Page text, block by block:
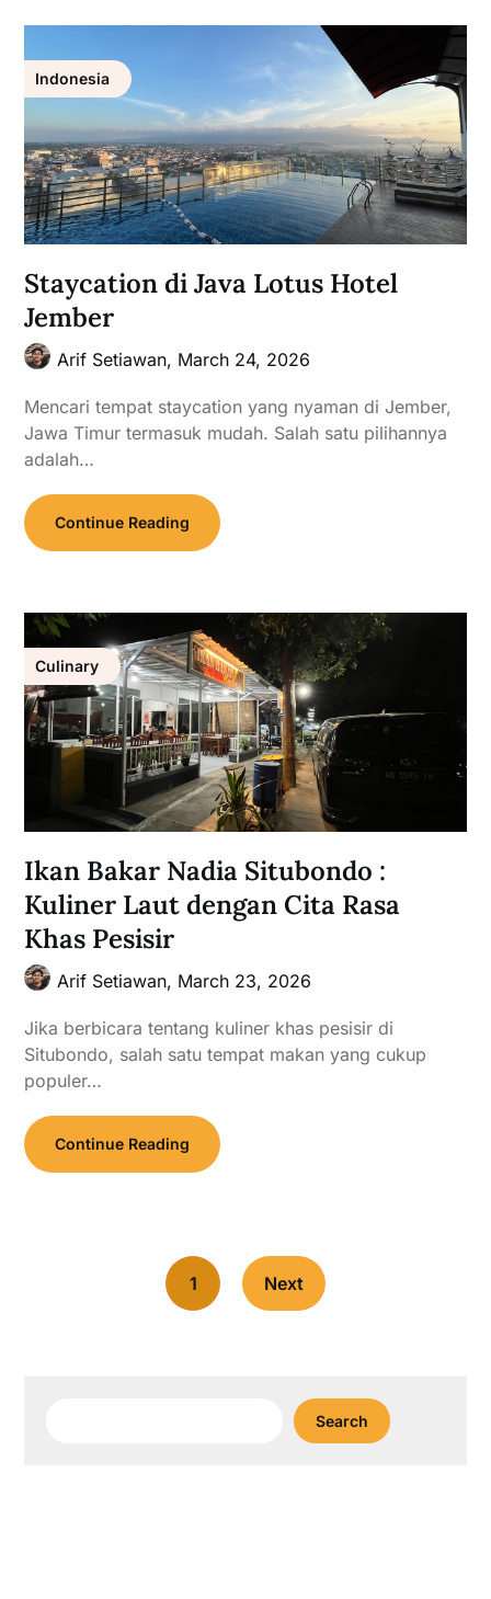
Indonesia
Staycation di Java Lotus Hotel
Jember
Arif Setiawan, March 24, 2026
Mencari tempat staycation yang nyaman di Jember,
Jawa Timur termasuk mudah. Salah satu pilihannya
adalah…
Continue Reading
Culinary
Ikan Bakar Nadia Situbondo :
Kuliner Laut dengan Cita Rasa
Khas Pesisir
Arif Setiawan, March 23, 2026
Jika berbicara tentang kuliner khas pesisir di
Situbondo, salah satu tempat makan yang cukup
populer…
Continue Reading
1 Next
Search